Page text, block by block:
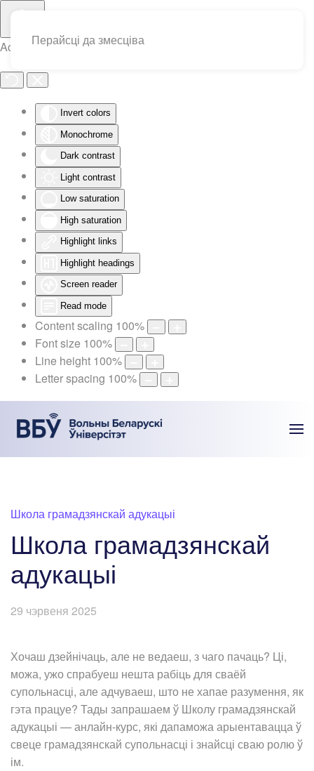
Accessibility Tools
Invert colors
Monochrome
Dark contrast
Light contrast
Low saturation
High saturation
Highlight links
Highlight headings
Screen reader
Read mode
Content scaling 100%
Font size 100%
Line height 100%
Letter spacing 100%
Перайсці да змесціва
Школа грамадзянскай адукацыі
Школа грамадзянскай
адукацыі
29 чэрвеня 2025
Хочаш дзейнічаць, але не ведаеш, з чаго пачаць? Ці,
можа, ужо спрабуеш нешта рабіць для сваёй
супольнасці, але адчуваеш, што не хапае разумення, як
гэта працуе? Тады запрашаем ў Школу грамадзянскай
адукацыі — анлайн-курс, які дапаможа арыентавацца ў
свеце грамадзянскай супольнасці і знайсці сваю ролю ў
ім.